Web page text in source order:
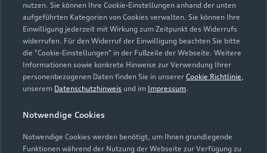
nutzen. Sie können Ihre Cookie-Einstellungen anhand der unten
aufgeführten Kategorien von Cookies verwalten. Sie können Ihre
Einwilligung jederzeit mit Wirkung zum Zeitpunkt des Widerrufs
widerrufen. Für den Widerruf der Einwilligung beachten Sie bitte
die "Cookie-Einstellungen" in der Fußzeile der Webseite. Weitere
Informationen sowie konkrete Hinweise zur Verwendung Ihrer
personenbezogenen Daten finden Sie in unserer Cookie Richtlinie,
unserem Datenschutzhinweis und im Impressum.
Notwendige Cookies
Notwendige Cookies werden benötigt, um Ihnen grundlegende
Funktionen während der Nutzung der Webseite zur Verfügung zu
Serviceberater kontaktieren
Servicetermin vereinbaren
Hans Maier Inh. Stefanie